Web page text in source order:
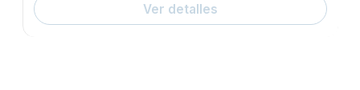
Ver detalles